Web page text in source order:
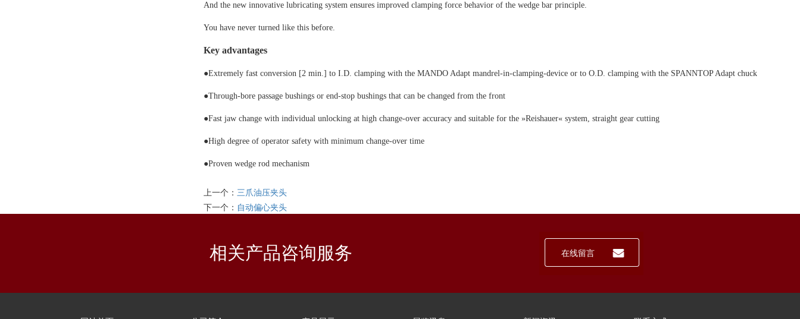
And the new innovative lubricating system ensures improved clamping force behavior of the wedge bar principle.
You have never turned like this before.
Key advantages
●Extremely fast conversion [2 min.] to I.D. clamping with the MANDO Adapt mandrel-in-clamping-device or to O.D. clamping with the SPANNTOP Adapt chuck
●Through-bore passage bushings or end-stop bushings that can be changed from the front
●Fast jaw change with individual unlocking at high change-over accuracy and suitable for the »Reishauer« system, straight gear cutting
●High degree of operator safety with minimum change-over time
●Proven wedge rod mechanism
上一个： 三爪油压夹头
下一个： 自动偏心夹头
相关产品咨询服务 在线留言